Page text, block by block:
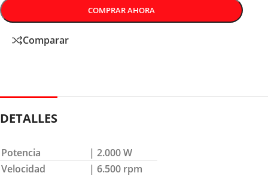
COMPRAR AHORA
Comparar
DETALLES
Potencia
| 2.000 W
Velocidad
| 6.500 rpm